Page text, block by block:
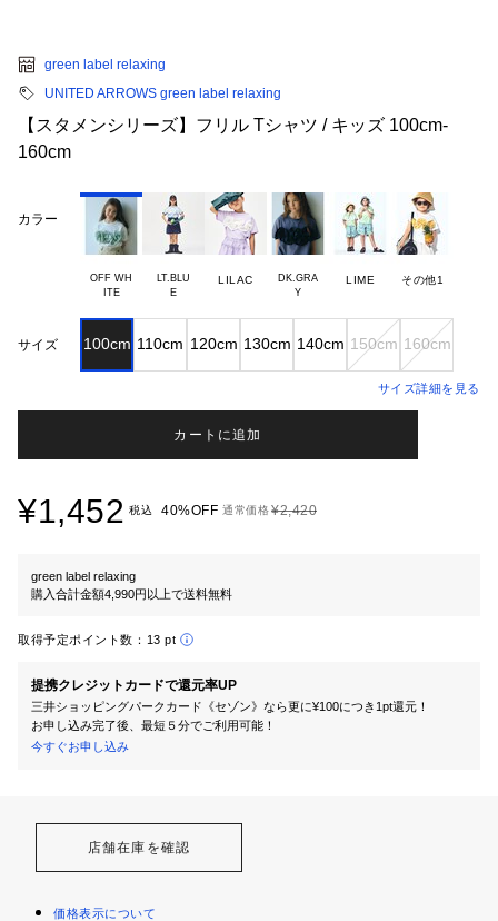
green label relaxing
UNITED ARROWS green label relaxing
【スタメンシリーズ】フリル Tシャツ / キッズ 100cm-
160cm
カラー
OFF WH
ITE
LT.BLU
LILAC
DK.GRA
LIME その他1
サイズ 100cm 110cm 120cm 130cm 140cm 150cm 160cm
サイズ詳細を見る
カートに追加
¥1,452 税込 40%OFF 通常価格¥2,420
green label relaxing
購入合計金額4,990円以上で送料無料
取得予定ポイント数： 13 pt
提携クレジットカードで還元率UP
三井ショッピングパークカード《セゾン》なら更に¥100につき1pt還元！
お申し込み完了後、最短５分でご利用可能！
今すぐお申し込み
店舗在庫を確認
価格表示について